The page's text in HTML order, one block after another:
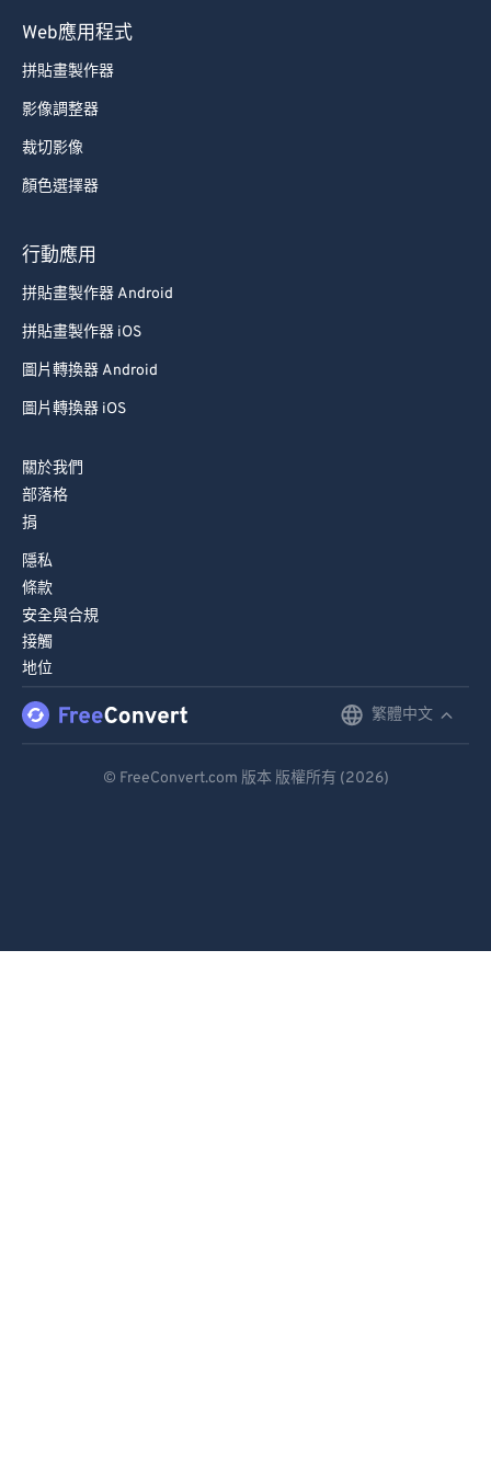
Web應用程式
拼貼畫製作器
影像調整器
裁切影像
顏色選擇器
行動應用
拼貼畫製作器 Android
拼貼畫製作器 iOS
圖片轉換器 Android
圖片轉換器 iOS
關於我們
部落格
捐
隱私
條款
安全與合規
接觸
地位
繁體中文
© FreeConvert.com 版本 版權所有 (2026)